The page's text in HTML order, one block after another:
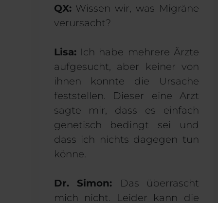
QX:Wissen wir, was Migräne
verursacht?
Lisa:Ich habe mehrere Ärzte
aufgesucht, aber keiner von
ihnen konnte die Ursache
feststellen. Dieser eine Arzt
sagte mir, dass es einfach
genetisch bedingt sei und
dass ich nichts dagegen tun
könne.
Dr. Simon:
Das überrascht
mich nicht. Leider kann die